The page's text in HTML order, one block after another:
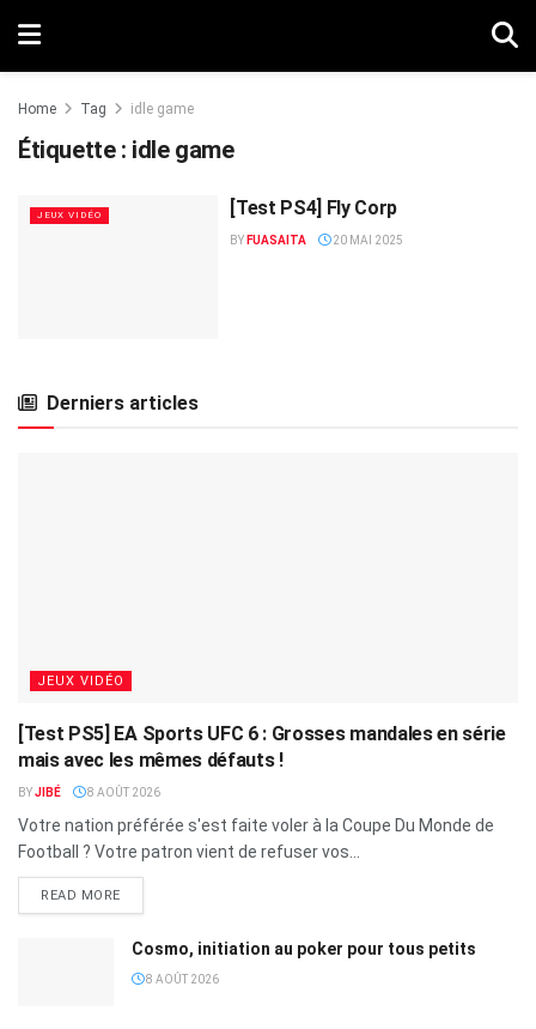
Home Tag idle game
Étiquette : idle game
JEUX VIDÉO [Test PS4] Fly Corp
BY FUASAITA 20 MAI 2025
Derniers articles
JEUX VIDÉO
[Test PS5] EA Sports UFC 6 : Grosses mandales en série
mais avec les mêmes défauts !
BYJIBÉ 8 AOÛT 2026
Votre nation préférée s'est faite voler à la Coupe Du Monde de
Football ? Votre patron vient de refuser vos...
READ MORE
Cosmo, initiation au poker pour tous petits
8 AOÛT 2026